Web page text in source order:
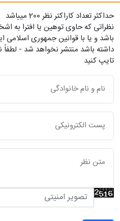
حداکثر تعداد کاراکتر نظر 200 ميياشد
نظراتی که حاوی توهین یا افترا به
باشد و یا با قوانین جمهوری اسلامی
داشته باشد منتشر نخواهد شد - لطفاً
تایپ کنید